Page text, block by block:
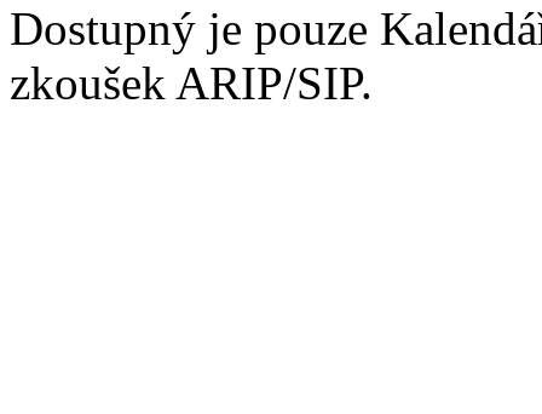
Dostupný je pouze
zkoušek ARIP/SIP.